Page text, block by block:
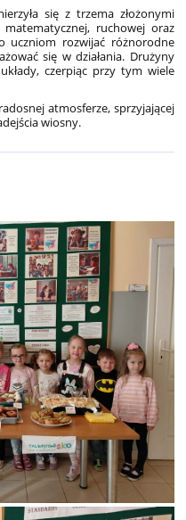
się z trzema złożonymi
matematycznej, ruchowej oraz
uczniom rozwijać różnorodne
się w działania. Drużyny
czerpiąc przy tym wiele
atmosferze, sprzyjającej
wiosny.